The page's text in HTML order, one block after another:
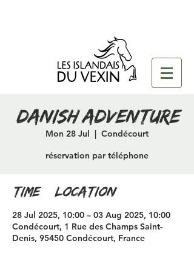
danish adventure
Mon 28 Jul
  |
Condécourt
réservation par téléphone
Time & Location
28 Jul 2025, 10:00 – 03 Aug 2025, 10:00
Condécourt, 1 Rue des Champs Saint-
Denis, 95450 Condécourt, France